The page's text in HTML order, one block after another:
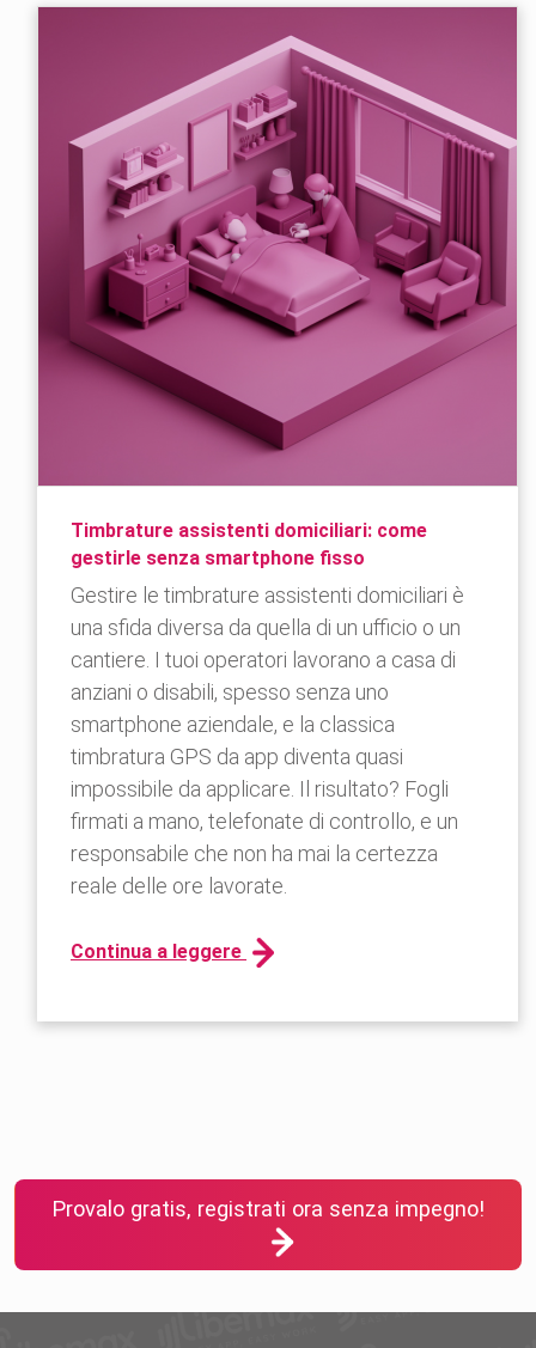
Timbrature assistenti domiciliari: come
gestirle senza smartphone fisso
Gestire le timbrature assistenti domiciliari è
una sfida diversa da quella di un ufficio o un
cantiere. I tuoi operatori lavorano a casa di
anziani o disabili, spesso senza uno
smartphone aziendale, e la classica
timbratura GPS da app diventa quasi
impossibile da applicare. Il risultato? Fogli
firmati a mano, telefonate di controllo, e un
responsabile che non ha mai la certezza
reale delle ore lavorate.
Continua a leggere
Provalo gratis, registrati ora senza impegno!